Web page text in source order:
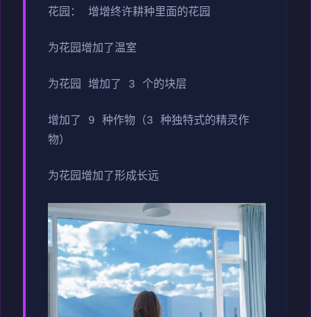
花园： 增增终许耕种里面的花园
为花园增加了温室
为花园 增加了 3 个的块层
增加了 9 种作物（3 种独特式的精灵作
物）
为花园增加了形成长远